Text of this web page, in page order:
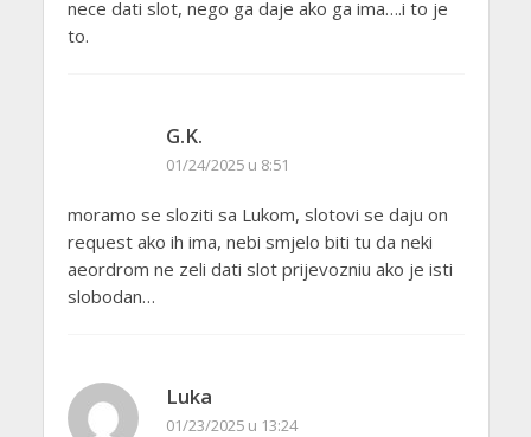
nece dati slot, nego ga daje ako ga ima….i to je
to.
G.K.
01/24/2025 u 8:51
moramo se sloziti sa Lukom, slotovi se daju on
request ako ih ima, nebi smjelo biti tu da neki
aeordrom ne zeli dati slot prijevozniu ako je isti
slobodan…
Luka
01/23/2025 u 13:24